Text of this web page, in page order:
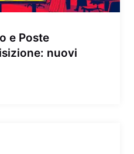
e Poste
nuovi